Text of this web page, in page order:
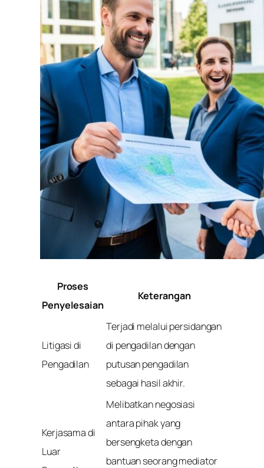
Proses
Penyelesaian
Keterangan
Litigasi di
Pengadilan
Terjadi melalui persidangan
di pengadilan dengan
putusan pengadilan
sebagai hasil akhir.
Kerjasama di
Luar
Melibatkan negosiasi
antara pihak yang
bersengketa dengan
bantuan seorang mediator